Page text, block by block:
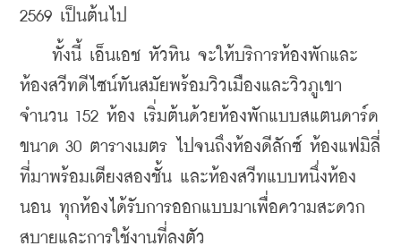
2569 เป็นต้นไป
ทั้งนี้ เอ็นเอช หัวหิน จะให้บริการห้องพักและ
ห้องสวีทดีไซน์ทันสมัยพร้อมวิวเมืองและวิวภูเขา
จำนวน 152 ห้อง เริ่มต้นด้วยห้องพักแบบสแตนดาร์ด
ขนาด 30 ตารางเมตร ไปจนถึงห้องดีลักซ์ ห้องแฟมิลี่
ที่มาพร้อมเตียงสองชั้น และห้องสวีทแบบหนึ่งห้อง
นอน ทุกห้องได้รับการออกแบบมาเพื่อความสะดวก
สบายและการใช้งานที่ลงตัว